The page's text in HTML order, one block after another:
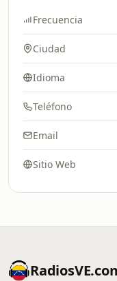
Frecuencia
Ciudad
Idioma
Teléfono
Email
Sitio Web